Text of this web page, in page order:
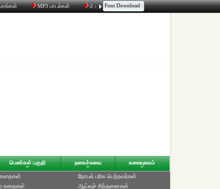
MP3 பாடல்கள் மின்னஞ்சல் திரட்டி உரையாடல்
Font Download
பெண்கள் பகுதி நகைச்சுவை கலையுலகம்
கதைகள்
கதைகள்
நோபல் பரிசு‎ பெற்றவர்‎கள்
ஆய்வுச் சிந்தனைகள்